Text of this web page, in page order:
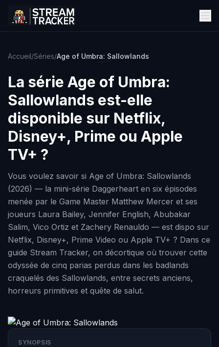
Accueil/Séries/Age of Umbra: Sallowlands
La série Age of Umbra:
Sallowlands est-elle
disponible sur Netflix,
Disney+, Prime ou Apple
TV+ ?
Vous voulez savoir si Age of Umbra: Sallowlands
(2026) — la mini-série Daggerheart en six épisodes
menée par le Game Master Matthew Mercer et ses
joueurs Laura Bailey, Jennifer English, Abubakar
Salim, Vico Ortiz et Zachery Renauldo — est dispo sur
Netflix, Disney+, Prime Video ou Apple TV+ ? Dans ce
guide Stream Tracker, on décortique où trouver cette
odyssée de cinq parias perdus dans les badlands
craquelés des Sallowlands, entre secrets anciens,
horreurs primitives et quête de salut.
SYNOPSIS